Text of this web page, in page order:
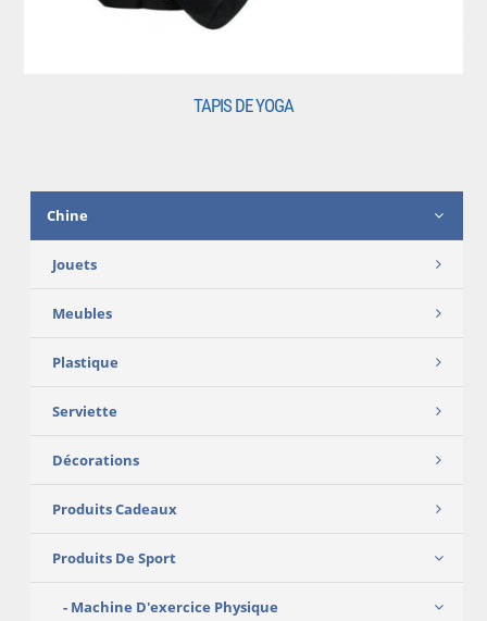
TAPIS DE YOGA
Chine
Jouets
Meubles
Plastique
Serviette
Décorations
Produits Cadeaux
Produits De Sport
Machine D'exercice Physique